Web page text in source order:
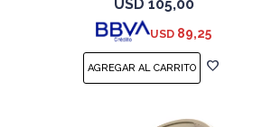
USD 105,00
USD 89,25